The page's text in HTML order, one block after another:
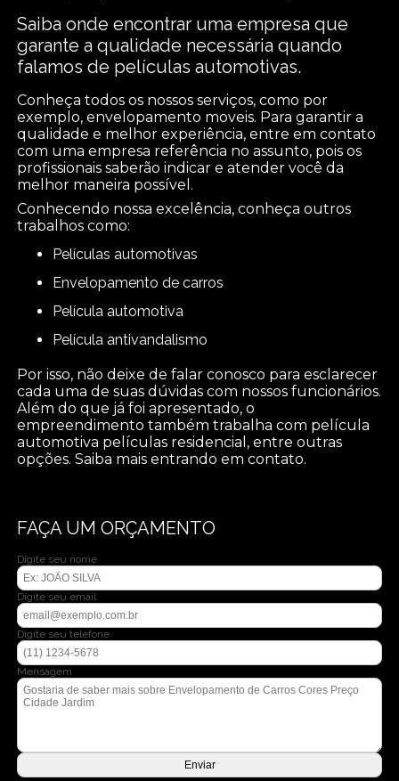
Saiba onde encontrar uma empresa que
garante a qualidade necessária quando
falamos de películas automotivas.
Conheça todos os nossos serviços, como por
exemplo, envelopamento moveis. Para garantir a
qualidade e melhor experiência, entre em contato
com uma empresa referência no assunto, pois os
profissionais saberão indicar e atender você da
melhor maneira possível.
Conhecendo nossa excelência, conheça outros
trabalhos como:
películas automotivas
envelopamento de carros
película automotiva
película antivandalismo
Por isso, não deixe de falar conosco para esclarecer
cada uma de suas dúvidas com nossos funcionários.
Além do que já foi apresentado, o
empreendimento também trabalha com película
automotiva películas residencial, entre outras
opções. Saiba mais entrando em contato.
FAÇA UM ORÇAMENTO
Digite seu nome
Digite seu email
Digite seu telefone
Mensagem